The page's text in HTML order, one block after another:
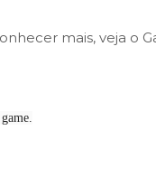
mais, veja o